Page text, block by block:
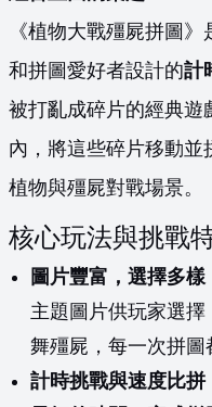
《植物大戰殭屍拼圖
和拼圖愛好者設計的計
被打亂成碎片的經典遊
內，將這些碎片移動並
植物與殭屍對戰場景。
核心玩法與挑戰
圖片豐富，選擇多樣
主題圖片供玩家選
舞殭屍，每一次拼圖
計時挑戰與速度比拼